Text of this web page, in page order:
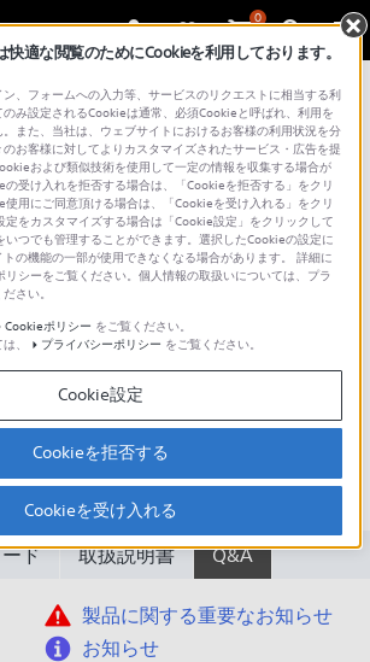
0
・お問い合わせ 液晶テレビ（Android TV | Google TV）
/ BRAVIA 7 II
アクセシビリティ
ド 取扱説明書 Q&A
製品に関する重要なお知らせ
お知らせ
快適な閲覧のためにCookieを利用しております。
、フォームへの入力等、サービスのリクエストに相当する利
み設定されるCookieは通常、必須Cookieと呼ばれ、利用を
また、当社は、ウェブサイトにおけるお客様の利用状況を分
お客様に対してよりカスタマイズされたサービス・広告を提
および類似技術を使用して一定の情報を収集する場合が
受け入れを拒否する場合は、「Cookieを拒否する」をクリ
使用にご同意頂ける場合は、「Cookieを受け入れる」をクリ
定をカスタマイズする場合は「Cookie設定」をクリックして
いつでも管理することができます。選択したCookieの設定に
の機能の一部が使用できなくなる場合があります。 詳細に
シーをご覧ください。個人情報の取扱いについては、プラ
さい。
Cookieポリシー をご覧ください。
、
プライバシーポリシー をご覧ください。
Cookie設定
Cookieを拒否する
Cookieを受け入れる